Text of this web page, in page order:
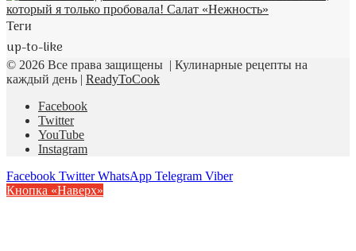
Теги
up-to-like
© 2026 Все права защищены | Кулинарные рецепты на
каждый день | ReadyToCook
Facebook
Twitter
YouTube
Instagram
Facebook Twitter WhatsApp Telegram Viber
Кнопка «Наверх»